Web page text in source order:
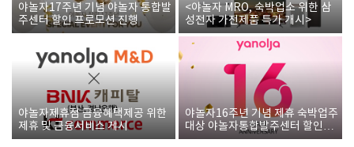
야놀자17주년 기념 야놀자 통합발
주센터 할인 프로모션 진행
<야놀자 MRO, 숙박업소 위한 삼
성전자 가전제품 특가 개시>
야놀자제휴점 금융혜택제공 위한
제휴 및 금융서비스 게시
야놀자16주년 기념 제휴 숙박업주
대상 야놀자통합발주센터 할인쿠
폰 증정